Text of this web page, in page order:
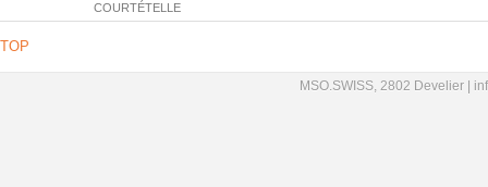
COURTÉTELLE
TOP
MSO.SWISS, 2802 Develier |